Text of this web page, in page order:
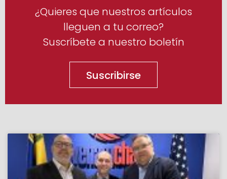
¿Quieres que nuestros artículos
lleguen a tu correo?
Suscríbete a nuestro boletín
Suscribirse